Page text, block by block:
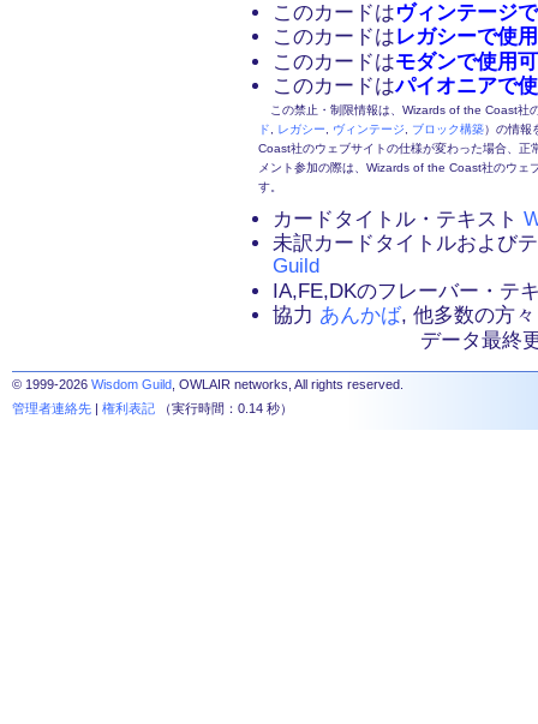
このカードはヴィンテージ
このカードはレガシーで使
このカードはモダンで使用
このカードはパイオニアで
この禁止・制限情報は、Wizards of the Coast社
ド
レガシー ヴィンテージ ブロック構築）の情報
Coast社のウェブサイトの仕様が変わった場合、
メント参加の際は、Wizards of the Coast社のウェ
す。
カードタイトル・テキスト
未訳カードタイトルおよび
Guild
IA,FE,DKのフレーバー・テ
協力 あんかば, 他多数の方々
データ最終
© 1999-2026 Wisdom Guild , OWLAIR networks, All rights reserved.
管理者連絡先 | 権利表記 （実行時間：0.14 秒）